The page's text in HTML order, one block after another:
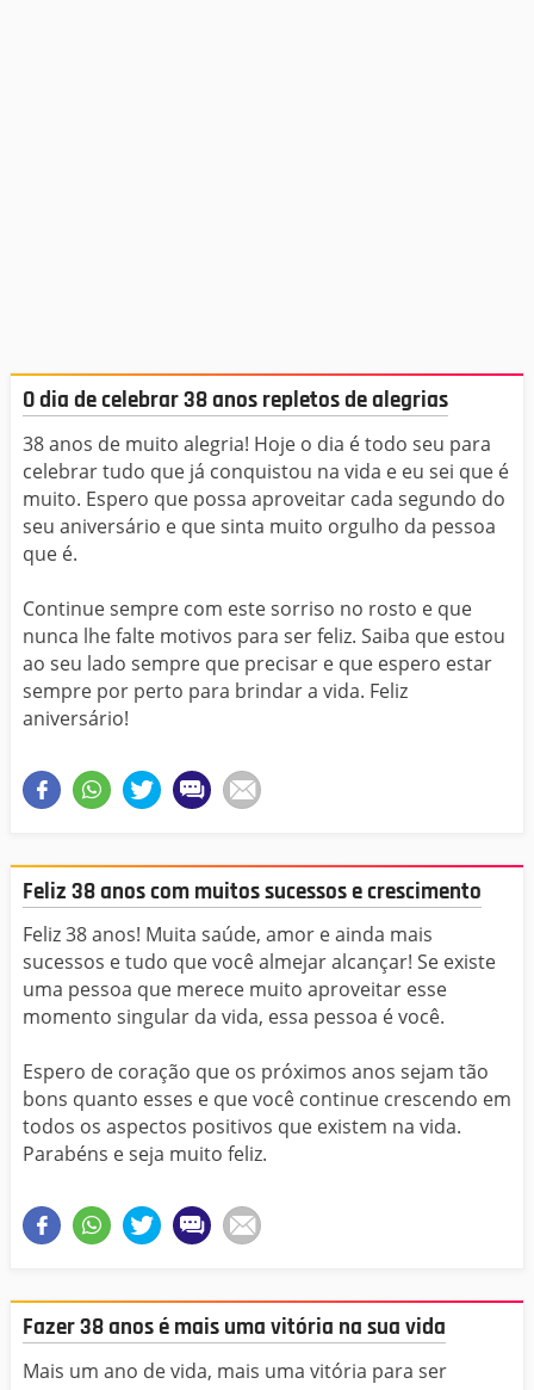
O dia de celebrar 38 anos repletos de alegrias
38 anos de muito alegria! Hoje o dia é todo seu para
celebrar tudo que já conquistou na vida e eu sei que é
muito. Espero que possa aproveitar cada segundo do
seu aniversário e que sinta muito orgulho da pessoa
que é.
Continue sempre com este sorriso no rosto e que
nunca lhe falte motivos para ser feliz. Saiba que estou
ao seu lado sempre que precisar e que espero estar
sempre por perto para brindar a vida. Feliz
aniversário!
Feliz 38 anos com muitos sucessos e crescimento
Feliz 38 anos! Muita saúde, amor e ainda mais
sucessos e tudo que você almejar alcançar! Se existe
uma pessoa que merece muito aproveitar esse
momento singular da vida, essa pessoa é você.
Espero de coração que os próximos anos sejam tão
bons quanto esses e que você continue crescendo em
todos os aspectos positivos que existem na vida.
Parabéns e seja muito feliz.
Fazer 38 anos é mais uma vitória na sua vida
Mais um ano de vida, mais uma vitória para ser